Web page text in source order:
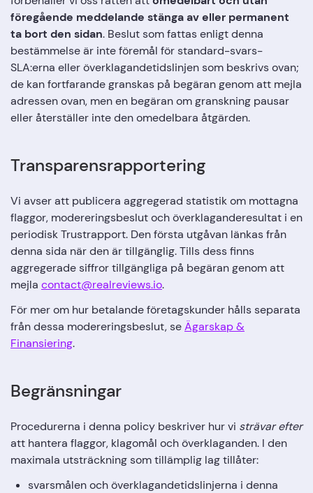
föregående meddelande stänga av eller permanent
ta bort den sidan. Beslut som fattas enligt denna
bestämmelse är inte föremål för standard-svars-
SLA:erna eller överklagandetidslinjen som beskrivs ovan;
de kan fortfarande granskas på begäran genom att mejla
adressen ovan, men en begäran om granskning pausar
eller återställer inte den omedelbara åtgärden.
Transparensrapportering
Vi avser att publicera aggregerad statistik om mottagna
flaggor, modereringsbeslut och överklaganderesultat i en
periodisk Trustrapport. Den första utgåvan länkas från
denna sida när den är tillgänglig. Tills dess finns
aggregerade siffror tillgängliga på begäran genom att
mejla contact@realreviews.io.
För mer om hur betalande företagskunder hålls separata
från dessa modereringsbeslut, seÄgarskap &
Finansiering.
Begränsningar
Procedurerna i denna policy beskriver hur vi strävar efter
att hantera flaggor, klagomål och överklaganden. I den
maximala utsträckning som tillämplig lag tillåter:
svarsmålen och överklagandetidslinjerna i denna